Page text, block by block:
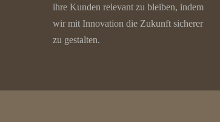
ihre Kunden relevant zu bleiben, indem
wir mit Innovation die Zukunft sicherer
zu gestalten.